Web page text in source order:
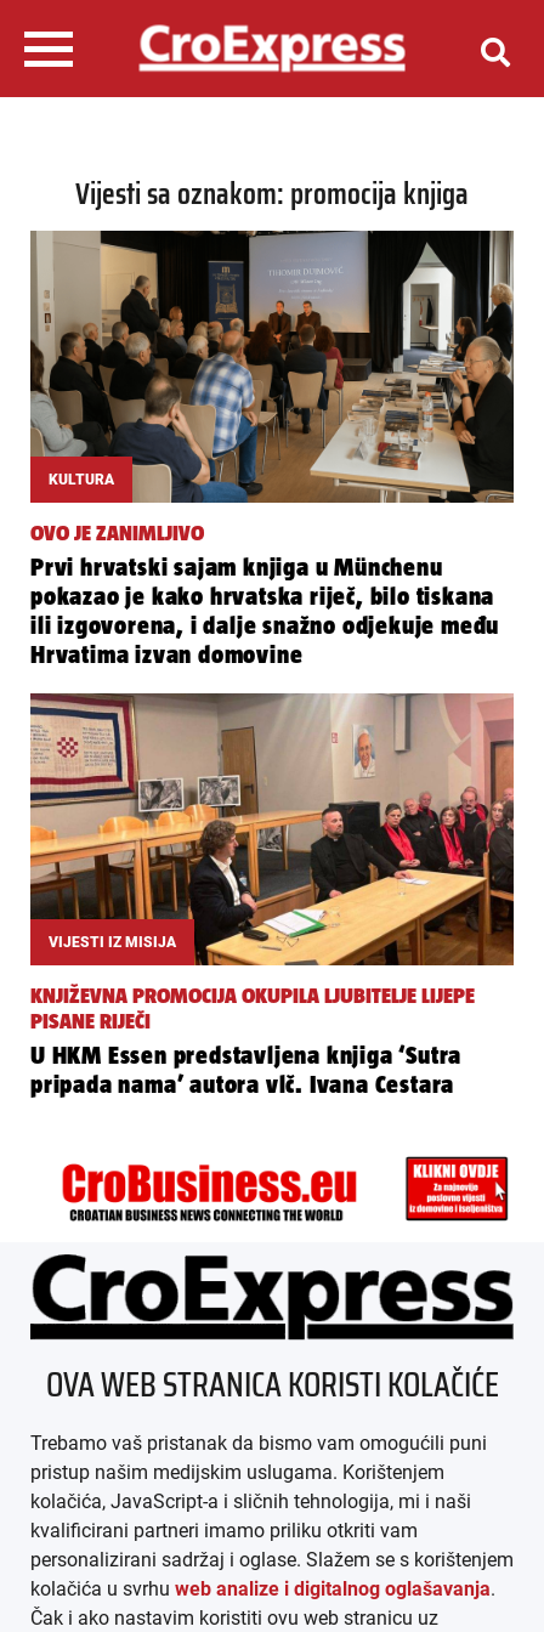
Vijesti sa oznakom: promocija knjiga
KULTURA
OVO JE ZANIMLJIVO
Prvi hrvatski sajam knjiga u Münchenu
pokazao je kako hrvatska riječ, bilo tiskana
ili izgovorena, i dalje snažno odjekuje među
Hrvatima izvan domovine
VIJESTI IZ MISIJA
KNJIŽEVNA PROMOCIJA OKUPILA LJUBITELJE LIJEPE
PISANE RIJEČI
U HKM Essen predstavljena knjiga ‘Sutra
pripada nama’ autora vlč. Ivana Cestara
ÜBER UNS
IMPRESSUM
AGB
DATENSCHUTZ
MEDIADATEN
OVA WEB STRANICA KORISTI KOLAČIĆE
Trebamo vaš pristanak da bismo vam omogućili puni
pristup našim medijskim uslugama. Korištenjem
kolačića, JavaScript-a i sličnih tehnologija, mi i naši
kvalificirani partneri imamo priliku otkriti vam
personalizirani sadržaj i oglase. Slažem se s korištenjem
kolačića u svrhu web analize i digitalnog oglašavanja.
Čak i ako nastavim koristiti ovu web stranicu uz